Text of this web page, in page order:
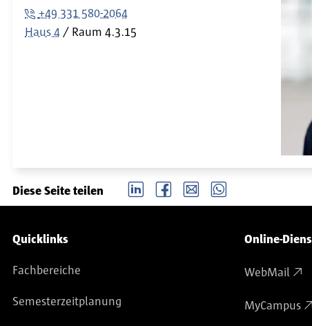
+49 331 580-2064
Haus 4
Raum 4.3.15
Diese Seite teilen LinkedIn Facebook email Whatsapp
Service-Navigation
Quicklinks
Fachbereiche
Semesterzeitplanung
Online-
WebMail
MyCampus